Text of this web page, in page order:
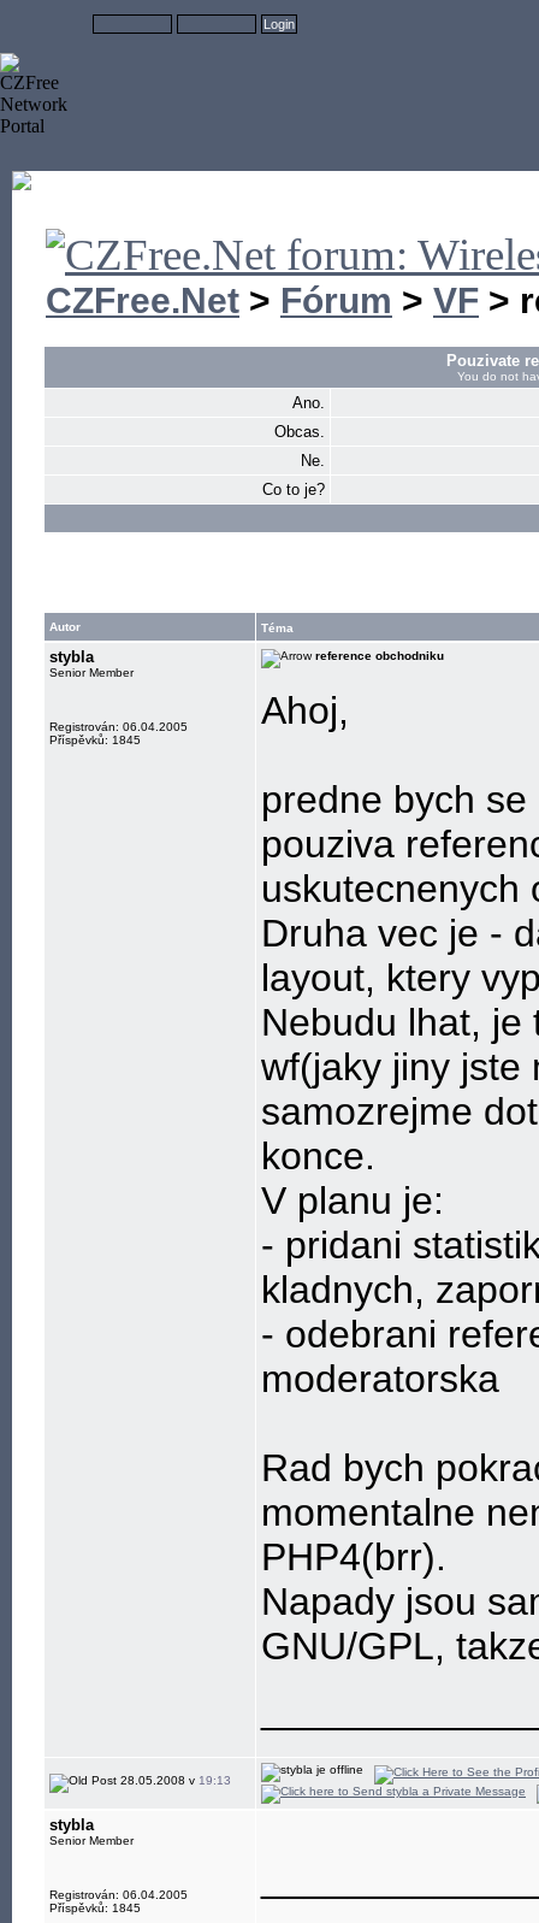
CZFree.Net > Fórum > VF >
Pouzivate
You do not
Ano.
Obcas.
Ne.
Co to je?
Autor Téma
stybla
Senior Member
Registrován: 06.04.2005
Příspěvků: 1845
reference obchodniku
Ahoj,
predne bych
pouziva
uskutecnenych
Druha vec je -
layout, ktery
Nebudu lhat, je
wf(jaky jiny
samozrejme
konce.
V planu je:
- pridani
kladnych,
- odebrani
moderatorska
Rad bych
momentalne
PHP4(brr).
Napady jsou
GNU/GPL,
28.05.2008 v 19:13
stybla
Senior Member
Registrován: 06.04.2005
Příspěvků: 1845